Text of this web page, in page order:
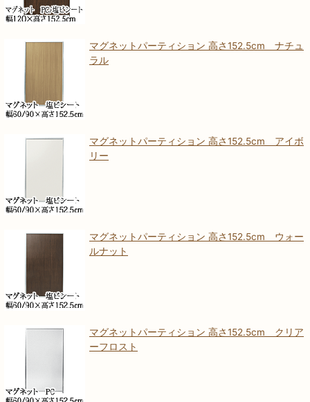
マグネットパーティション 高さ152.5cm ナチュ
ラル
マグネットパーティション 高さ152.5cm アイボ
リー
マグネットパーティション 高さ152.5cm ウォー
ルナット
マグネットパーティション 高さ152.5cm クリア
ーフロスト